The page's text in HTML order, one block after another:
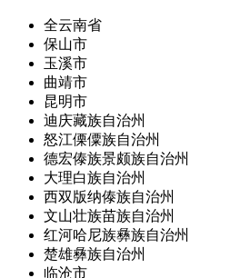
全云南省
保山市
玉溪市
曲靖市
昆明市
迪庆藏族自治州
怒江傈僳族自治州
德宏傣族景颇族自治州
大理白族自治州
西双版纳傣族自治州
文山壮族苗族自治州
红河哈尼族彝族自治州
楚雄彝族自治州
临沧市